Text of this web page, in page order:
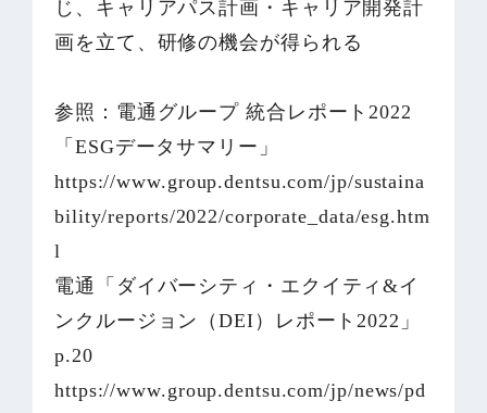
じ、キャリアパス計画・キャリア開発計
画を立て、研修の機会が得られる
参照：電通グループ 統合レポート2022
「ESGデータサマリー」
https://www.group.dentsu.com/jp/sustaina
bility/reports/2022/corporate_data/esg.htm
l
電通「ダイバーシティ・エクイティ&イ
ンクルージョン（DEI）レポート2022」
p.20
https://www.group.dentsu.com/jp/news/pd